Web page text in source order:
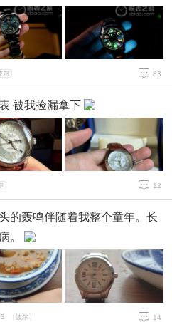
尔 83
被我捡漏拿下
12
的轰鸣伴随着我整个童年。长
。
波尔 14